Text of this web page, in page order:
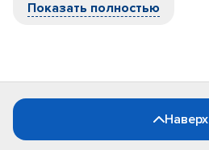
Показать полностью
Наверх